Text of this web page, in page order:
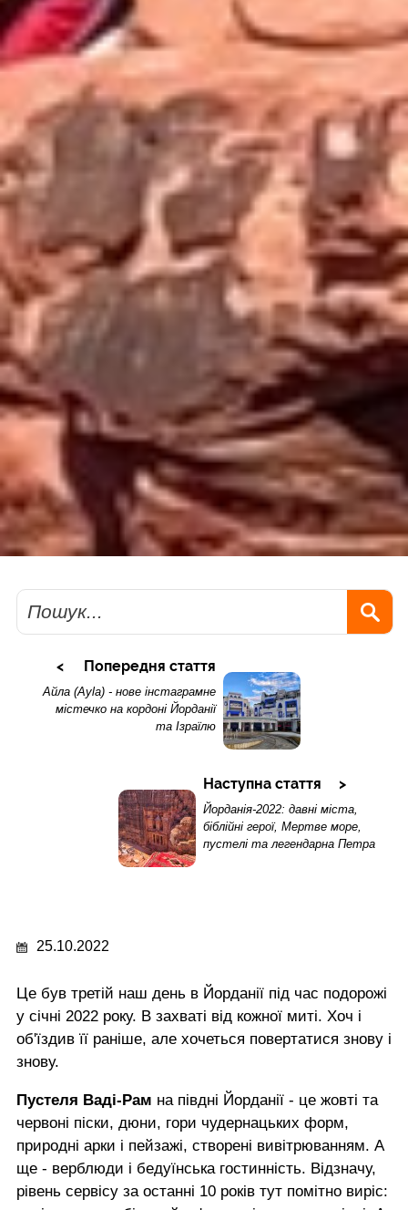
Пошук
Попередня стаття
Айла (Ayla) - нове інстаграмне
містечко на кордоні Йорданії
та Ізраїлю
Наступна стаття
Йорданія-2022: давні міста,
біблійні герої, Мертве море,
пустелі та легендарна Петра
25.10.2022
Це був третій наш день в Йорданії під час подорожі
у січні 2022 року. В захваті від кожної миті. Хоч і
об'їздив її раніше, але хочеться повертатися знову і
знову.
Пустеля Ваді-Рам на півдні Йорданії - це жовті та
червоні піски, дюни, гори чудернацьких форм,
природні арки і пейзажі, створені вивітрюванням. А
ще - верблюди і бедуїнська гостинність. Відзначу,
рівень сервісу за останні 10 років тут помітно виріс: